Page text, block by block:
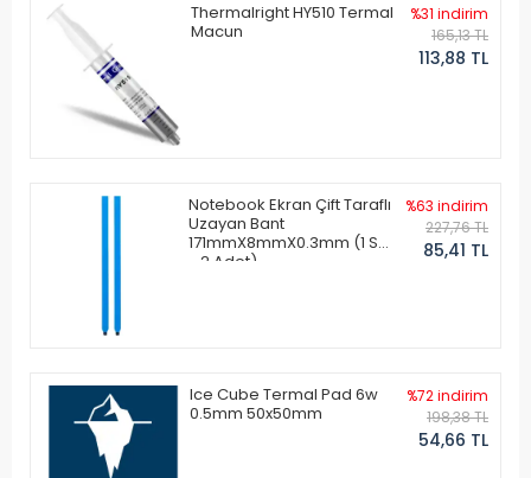
Thermalright HY510 Termal
Macun
%31 indirim
165,13 TL
113,88 TL
Notebook Ekran Çift Taraflı
Uzayan Bant
171mmX8mmX0.3mm (1 Set
- 2 Adet)
%63 indirim
227,76 TL
85,41 TL
Ice Cube Termal Pad 6w
0.5mm 50x50mm
%72 indirim
198,38 TL
54,66 TL